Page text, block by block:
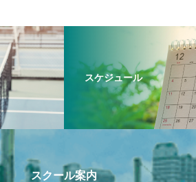
スケジュール
スクール案内